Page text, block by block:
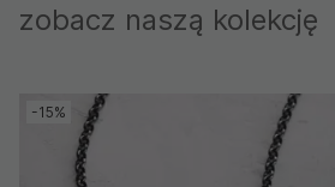
zobacz naszą kolekcję
-15%